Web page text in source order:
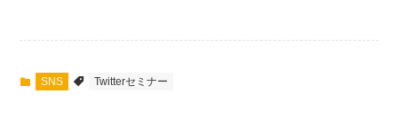
SNS Twitterセミナー